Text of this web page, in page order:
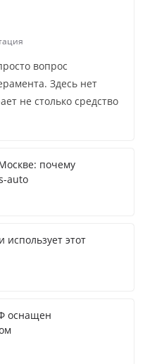
вопрос
Здесь нет
не столько средство
почему
auto
использует этот
оснащен